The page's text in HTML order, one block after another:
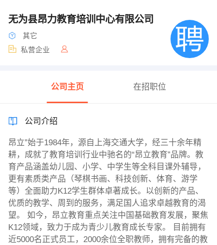
无为县昂力教育培训中心有限公司
其它
私营企业
公司主页 在招职位
公司介绍
昂立”始于1984年，源自上海交通大学，经三十余年精
耕，成就了教育培训行业中驰名的“昂立教育”品牌。教
育产品涵盖幼儿园、小学、中学生等全科目课外辅导，
更有素质类产品（琴棋书画、科技创新、体育、游学
等）全面助力K12学生群体卓著成长。以创新的产品、
优质的教学、周到的服务，满足国人追求卓越教育的渴
望。 如今，昂立教育重点关注中国基础教育发展，聚焦
K12领域，致力于成为青少儿教育成长专家。 目前拥有
近5000名正式员工，2000余位全职教师，拥有完备的教